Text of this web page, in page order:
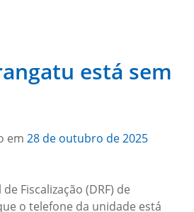
está sem
em 28 de outubro de 2025
Fiscalização (DRF) de
o telefone da unidade está